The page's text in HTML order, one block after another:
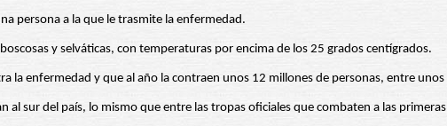
persona a la que le trasmite la enfermedad.
y selváticas, con temperaturas por encima de los 25 grados centígrados.
la enfermedad y que al año la contraen unos 12 millones de personas, entre
sur del país, lo mismo que entre las tropas oficiales que combaten a las